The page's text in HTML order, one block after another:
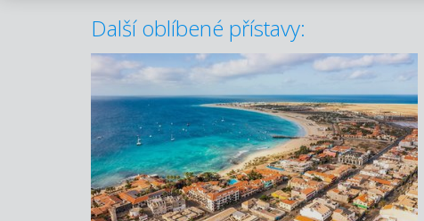
Další oblíbené přístavy: